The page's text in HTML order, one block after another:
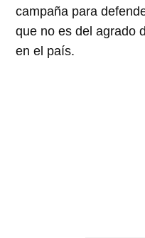
campaña para
que no es del agrado
en el país.